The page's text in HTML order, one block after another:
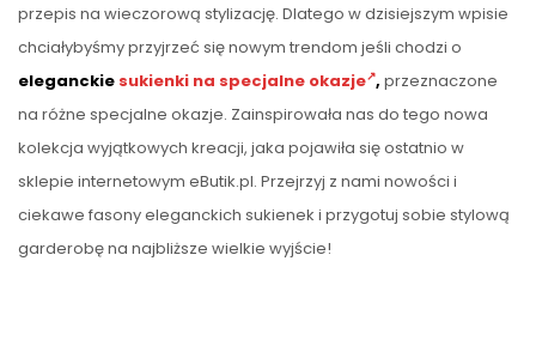
przepis na wieczorową stylizację. Dlatego w dzisiejszym wpisie
chciałybyśmy przyjrzeć się nowym trendom jeśli chodzi o
eleganckie sukienki na specjalne okazje , przeznaczone
na różne specjalne okazje. Zainspirowała nas do tego nowa
kolekcja wyjątkowych kreacji, jaka pojawiła się ostatnio w
sklepie internetowym eButik.pl. Przejrzyj z nami nowości i
ciekawe fasony eleganckich sukienek i przygotuj sobie stylową
garderobę na najbliższe wielkie wyjście!